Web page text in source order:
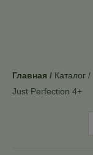
Главная Каталог
Just Perfection 4+